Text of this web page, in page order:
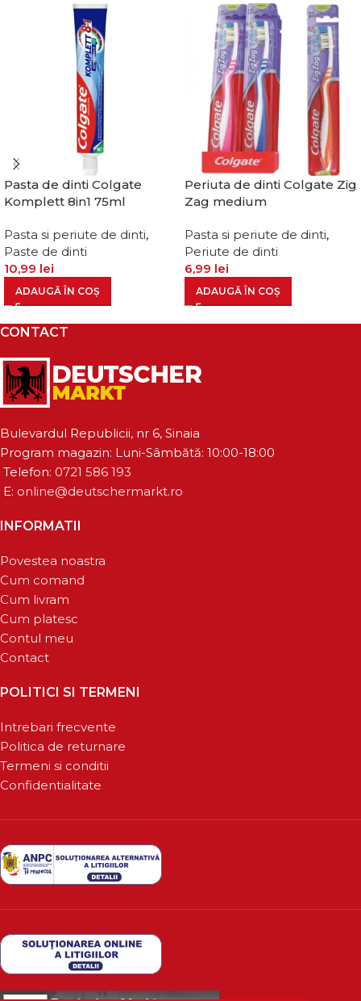
Pasta de dinti Colgate
Komplett 8in1 75ml
Pasta si periute de dinti,
Paste de dinti
10,99 lei
ADAUGĂ ÎN COȘ
Periuta de dinti Colgate Zig
Zag medium
Pasta si periute de dinti,
Periute de dinti
6,99 lei
ADAUGĂ ÎN COȘ
CONTACT
Bulevardul Republicii, nr 6, Sinaia
Program magazin: Luni-Sâmbătă: 10:00-18:00
Telefon: 0721 586 193
E: online@deutschermarkt.ro
INFORMATII
Povestea noastra
Cum comand
Cum livram
Cum platesc
Contul meu
Contact
POLITICI SI TERMENI
Intrebari frecvente
Politica de returnare
Termeni si conditii
Confidentialitate